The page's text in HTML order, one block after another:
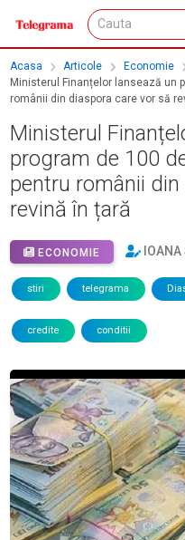
Acasa Articole
Economie
Ministerul Finanțelor lansează un
românii din diaspora care vor să
Ministerul
program de 100
pentru românii
revină în țară
ECONOMIE
stiri telegrama
credite conditii